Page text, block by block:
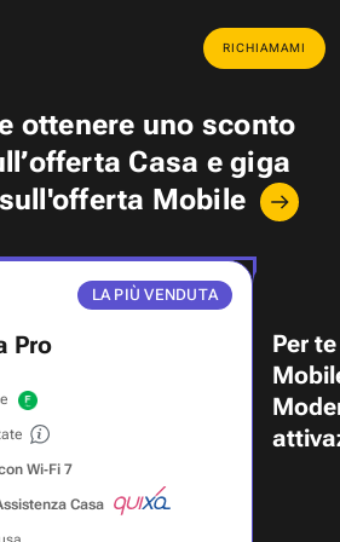
RICHIAMAMI
ottenere uno sconto
Casa egiga
sull'offerta Mobile
LA PIÙ VENDUTA
Pro
Wi‑Fi 7
Casa
Per